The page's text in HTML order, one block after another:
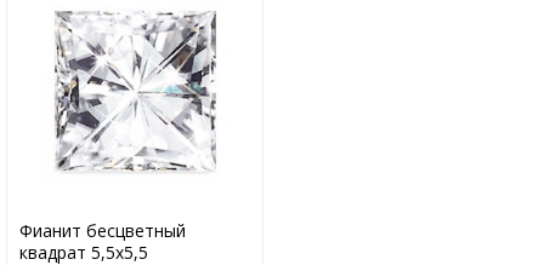
Фианит бесцветный
квадрат 5,5х5,5